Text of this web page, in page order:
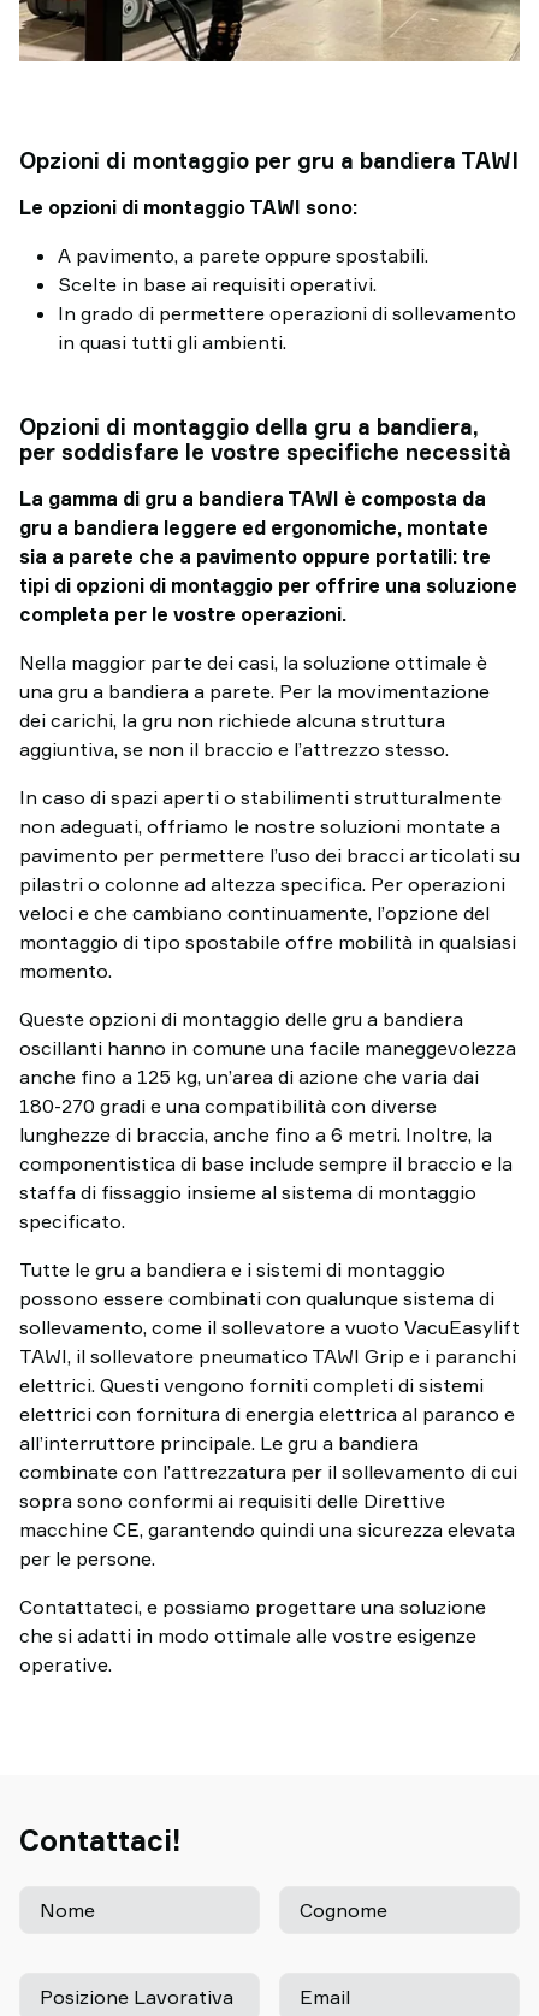
Opzioni di montaggio per gru a bandiera TAWI
Le opzioni di montaggio TAWI sono:
A pavimento, a parete oppure spostabili.
Scelte in base ai requisiti operativi.
In grado di permettere operazioni di sollevamento
in quasi tutti gli ambienti.
Opzioni di montaggio della gru a bandiera,
per soddisfare le vostre specifiche necessità
La gamma di gru a bandiera TAWI è composta da
gru a bandiera leggere ed ergonomiche, montate
sia a parete che a pavimento oppure portatili: tre
tipi di opzioni di montaggio per offrire una soluzione
completa per le vostre operazioni.
Nella maggior parte dei casi, la soluzione ottimale è
una gru a bandiera a parete. Per la movimentazione
dei carichi, la gru non richiede alcuna struttura
aggiuntiva, se non il braccio e l’attrezzo stesso.
In caso di spazi aperti o stabilimenti strutturalmente
non adeguati, offriamo le nostre soluzioni montate a
pavimento per permettere l’uso dei bracci articolati su
pilastri o colonne ad altezza specifica. Per operazioni
veloci e che cambiano continuamente, l’opzione del
montaggio di tipo spostabile offre mobilità in qualsiasi
momento.
Queste opzioni di montaggio delle gru a bandiera
oscillanti hanno in comune una facile maneggevolezza
anche fino a 125 kg, un’area di azione che varia dai
180-270 gradi e una compatibilità con diverse
lunghezze di braccia, anche fino a 6 metri. Inoltre, la
componentistica di base include sempre il braccio e la
staffa di fissaggio insieme al sistema di montaggio
specificato.
Tutte le gru a bandiera e i sistemi di montaggio
possono essere combinati con qualunque sistema di
sollevamento, come il sollevatore a vuoto VacuEasylift
TAWI, il sollevatore pneumatico TAWI Grip e i paranchi
elettrici. Questi vengono forniti completi di sistemi
elettrici con fornitura di energia elettrica al paranco e
all’interruttore principale. Le gru a bandiera
combinate con l’attrezzatura per il sollevamento di cui
sopra sono conformi ai requisiti delle Direttive
macchine CE, garantendo quindi una sicurezza elevata
per le persone.
Contattateci, e possiamo progettare una soluzione
che si adatti in modo ottimale alle vostre esigenze
operative.
Contattaci!
Nome Cognome
Posizione Lavorativa Email